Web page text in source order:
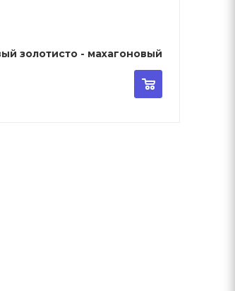
- Светло - коричневый золотисто - махагоновый